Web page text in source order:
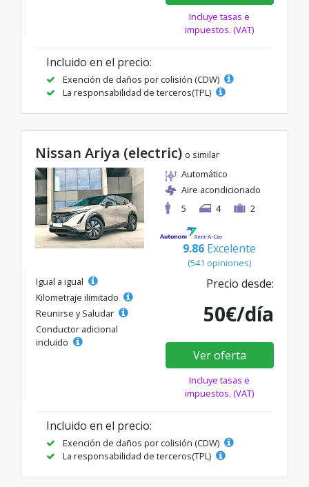
Incluye tasas e
impuestos. (VAT)
Incluido en el precio:
Exención de daños por colisión (CDW)
La responsabilidad de terceros(TPL)
Nissan Ariya (electric) o similar
Automático
Aire acondicionado
5
4 2
9.86 Excelente
(541 opiniones)
Igual a igual
Kilometraje ilimitado
Reunirse y Saludar
Conductor adicional
incluido
Precio desde:
50€/día
Ver oferta
Incluye tasas e
impuestos. (VAT)
Incluido en el precio:
Exención de daños por colisión (CDW)
La responsabilidad de terceros(TPL)